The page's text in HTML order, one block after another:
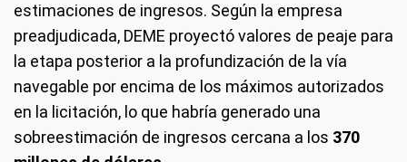
estimaciones de ingresos. Según la empresa
preadjudicada, DEME proyectó valores de peaje para
la etapa posterior a la profundización de la vía
navegable por encima de los máximos autorizados
en la licitación, lo que habría generado una
sobreestimación de ingresos cercana a los 370